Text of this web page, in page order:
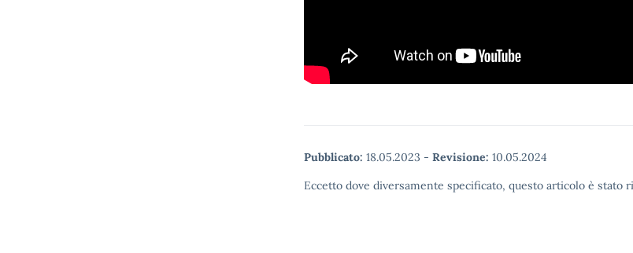
Pubblicato: 18.05.2023 - Revisione: 10.05.2024
Eccetto dove diversamente specificato, questo articolo è